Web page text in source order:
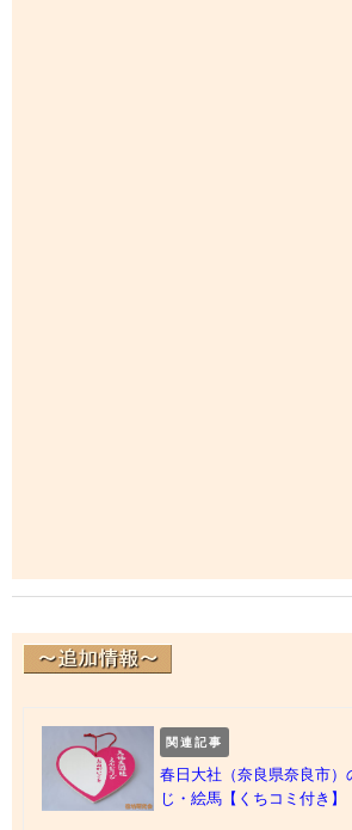
関連記事
春日大社（奈良県奈良市）
じ・絵馬【くちコミ付き】